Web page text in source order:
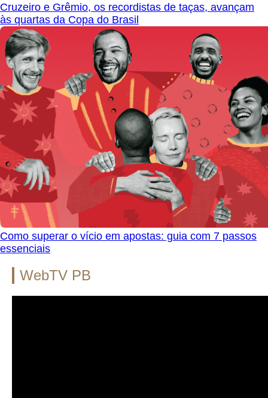
Cruzeiro e Grêmio, os recordistas de taças, avançam
às quartas da Copa do Brasil
Como superar o vício em apostas: guia com 7 passos
essenciais
WebTV PB